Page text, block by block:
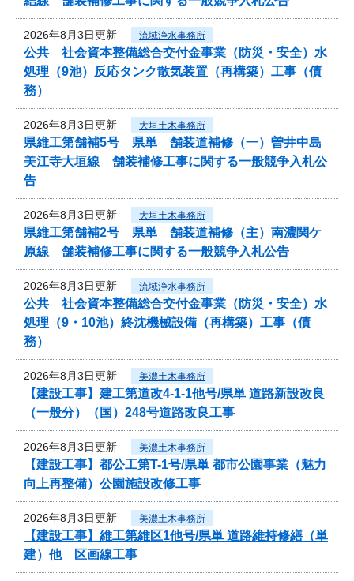
2026年8月3日更新 流域浄水事務所
公共 社会資本整備総合交付金事業（防災・安全）水
処理（9池）反応タンク散気装置（再構築）工事（債
務）
2026年8月3日更新 大垣土木事務所
県維工第舗補5号 県単 舗装道補修（一）曽井中島
美江寺大垣線 舗装補修工事に関する一般競争入札公
告
2026年8月3日更新 大垣土木事務所
県維工第舗補2号 県単 舗装道補修（主）南濃関ケ
原線 舗装補修工事に関する一般競争入札公告
2026年8月3日更新 流域浄水事務所
公共 社会資本整備総合交付金事業（防災・安全）水
処理（9・10池）終沈機械設備（再構築）工事（債
務）
2026年8月3日更新 美濃土木事務所
【建設工事】建工第道改4-1-1他号/県単 道路新設改良
（一般分）（国）248号道路改良工事
2026年8月3日更新 美濃土木事務所
【建設工事】都公工第T-1号/県単 都市公園事業（魅力
向上再整備）公園施設改修工事
2026年8月3日更新 美濃土木事務所
【建設工事】維工第維区1他号/県単 道路維持修繕（単
建）他 区画線工事